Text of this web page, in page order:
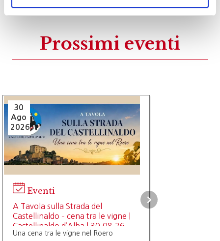
Prossimi eventi
30
Ago
2026
Eventi
A Tavola sulla Strada del
Castellinaldo – cena tra le vigne |
Castellinaldo d’Alba | 30.08.26
Una cena tra le vigne nel Roero